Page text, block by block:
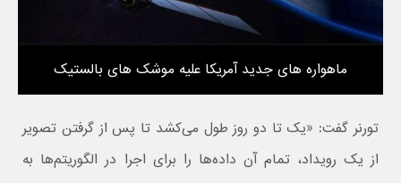
ماهواره های جدید آمریکا علیه موشک های بالستیک
تورنر گفت: «یک تا دو روز طول می‌کشد تا پس از گرفتن تصویر
از یک رویداد، تمام آن داده‌ها را برای اجرا در الگوریتم‌ها به